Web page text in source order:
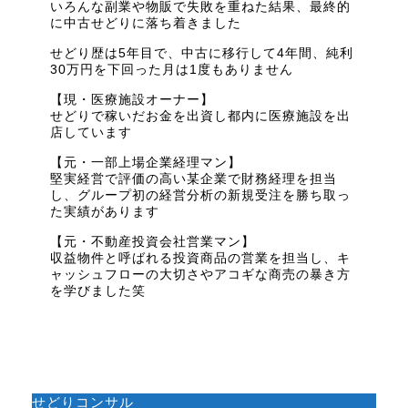
いろんな副業や物販で失敗を重ねた結果、最終的
に中古せどりに落ち着きました
せどり歴は5年目で、中古に移行して4年間、純利
30万円を下回った月は1度もありません
【現・医療施設オーナー】
せどりで稼いだお金を出資し都内に医療施設を出
店しています
【元・一部上場企業経理マン】
堅実経営で評価の高い某企業で財務経理を担当
し、グループ初の経営分析の新規受注を勝ち取っ
た実績があります
【元・不動産投資会社営業マン】
収益物件と呼ばれる投資商品の営業を担当し、キ
ャッシュフローの大切さやアコギな商売の暴き方
を学びました笑
せどりコンサル